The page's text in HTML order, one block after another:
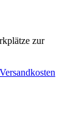
zur
Versandkosten